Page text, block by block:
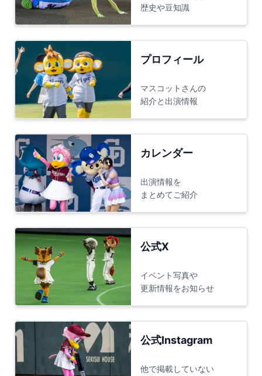
歴史や豆知識
プロフィール
マスコットさんの
紹介と出演情報
カレンダー
出演情報を
まとめてご紹介
公式X
イベント写真や
更新情報をお知らせ
公式Instagram
他で掲載していない